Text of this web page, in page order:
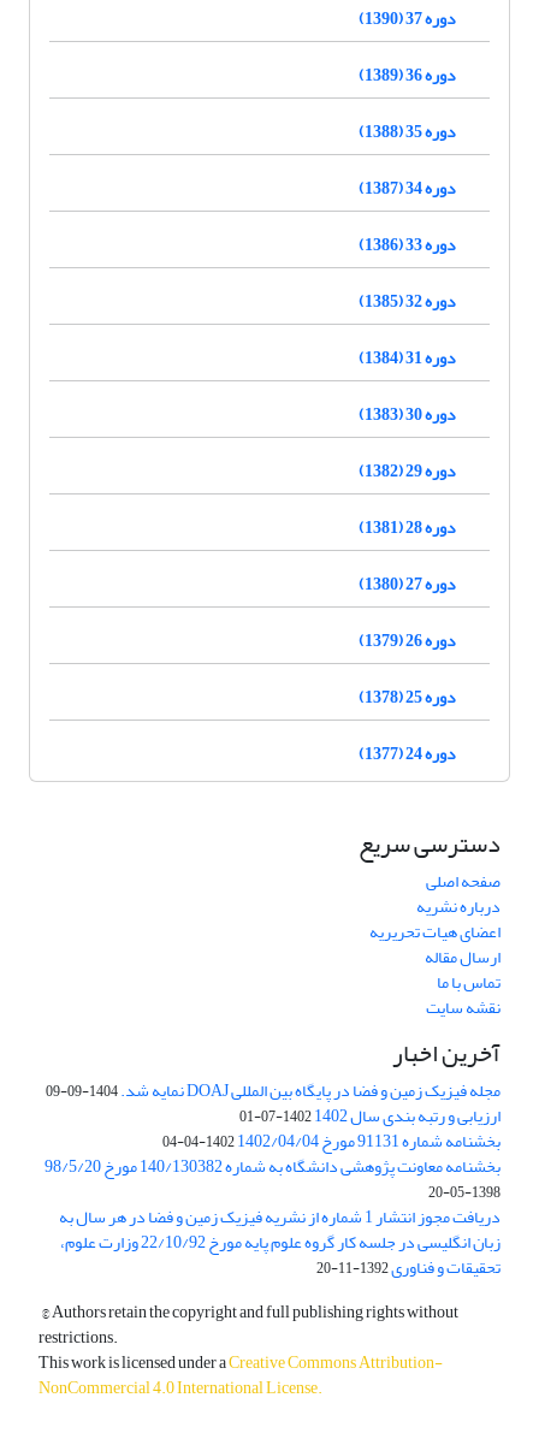
دوره 37 (1390)
دوره 36 (1389)
دوره 35 (1388)
دوره 34 (1387)
دوره 33 (1386)
دوره 32 (1385)
دوره 31 (1384)
دوره 30 (1383)
دوره 29 (1382)
دوره 28 (1381)
دوره 27 (1380)
دوره 26 (1379)
دوره 25 (1378)
دوره 24 (1377)
دسترسی سریع
صفحه اصلی
درباره نشریه
اعضای هیات تحریریه
ارسال مقاله
تماس با ما
نقشه سایت
آخرین اخبار
مجله فیزیک زمین و فضا در پایگاه بین المللی DOAJ نمایه شد. 1404-09-09
ارزیابی و رتبه بندی سال 1402 1402-07-01
بخشنامه شماره 91131 مورخ 1402/04/04 1402-04-04
بخشنامه معاونت پژوهشی دانشگاه به شماره 140/130382 مورخ 98/5/20
1398-05-20
دریافت مجوز انتشار 1 شماره از نشریه فیزیک زمین و فضا در هر سال به
زبان انگلیسی در جلسه کار گروه علوم پایه مورخ 22/10/92 وزارت علوم،
تحقیقات و فناوری1392-11-20
© Authors retain the copyright and full publishing rights without
restrictions.
This work is licensed under aCreative Commons Attribution-
NonCommercial 4.0 International License.